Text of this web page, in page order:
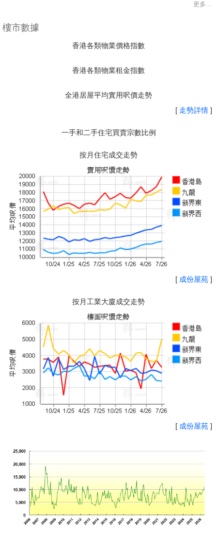
更多...
樓市數據
香港各類物業價格指數
香港各類物業租金指數
全港居屋平均實用呎價走勢
[ 走勢詳情 ]
一手和二手住宅買賣宗數比例
按月住宅成交走勢
[ 成份屋苑 ]
按月工業大廈成交走勢
[ 成份屋苑 ]